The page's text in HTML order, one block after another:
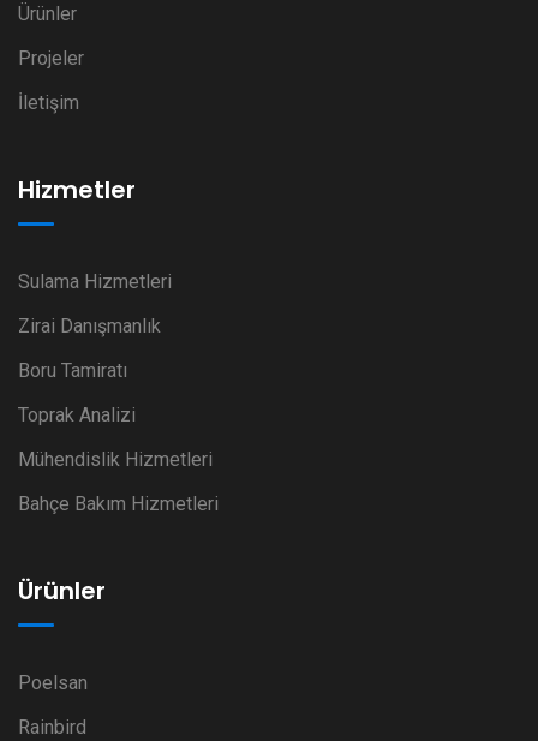
Ürünler
Projeler
İletişim
Hizmetler
Sulama Hizmetleri
Zirai Danışmanlık
Boru Tamiratı
Toprak Analizi
Mühendislik Hizmetleri
Bahçe Bakım Hizmetleri
Ürünler
Poelsan
Rainbird